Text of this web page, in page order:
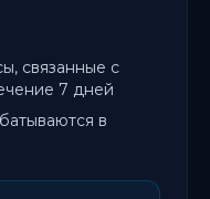
связанные с
7 дней
в